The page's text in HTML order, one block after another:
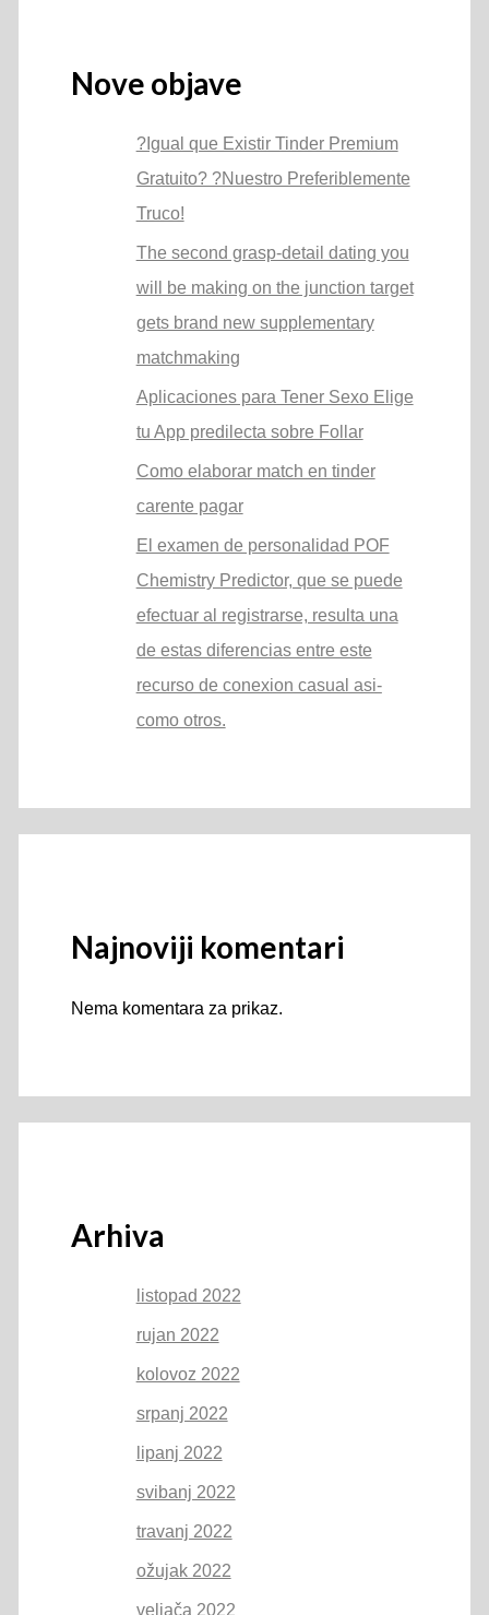
Nove objave
?Igual que Existir Tinder Premium
Gratuito? ?Nuestro Preferiblemente
Truco!
The second grasp-detail dating you
will be making on the junction target
gets brand new supplementary
matchmaking
Aplicaciones para Tener Sexo Elige
tu App predilecta sobre Follar
Como elaborar match en tinder
carente pagar
El examen de personalidad POF
Chemistry Predictor, que se puede
efectuar al registrarse, resulta una
de estas diferencias entre este
recurso de conexion casual asi­
como otros.
Najnoviji komentari
Nema komentara za prikaz.
Arhiva
listopad 2022
rujan 2022
kolovoz 2022
srpanj 2022
lipanj 2022
svibanj 2022
travanj 2022
ožujak 2022
veljača 2022